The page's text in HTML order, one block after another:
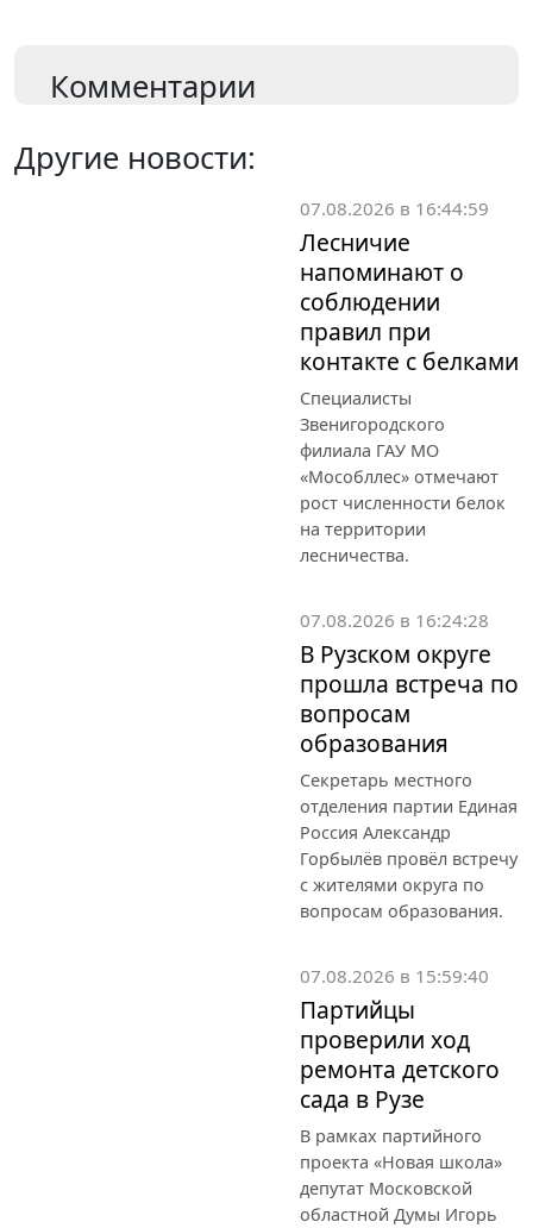
Комментарии
Другие новости:
07.08.2026 в 16:44:59
Лесничие
напоминают о
соблюдении
правил при
контакте с белками
Специалисты
Звенигородского
филиала ГАУ МО
«Мособллес» отмечают
рост численности белок
на территории
лесничества.
07.08.2026 в 16:24:28
В Рузском округе
прошла встреча по
вопросам
образования
Секретарь местного
отделения партии Единая
Россия Александр
Горбылёв провёл встречу
с жителями округа по
вопросам образования.
07.08.2026 в 15:59:40
Партийцы
проверили ход
ремонта детского
сада в Рузе
В рамках партийного
проекта «Новая школа»
депутат Московской
областной Думы Игорь